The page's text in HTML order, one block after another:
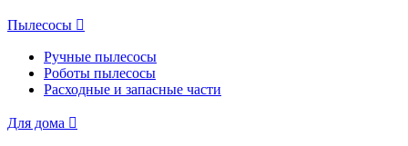
Пылесосы
Ручные пылесосы
Роботы пылесосы
Расходные и запасные части
Для дома